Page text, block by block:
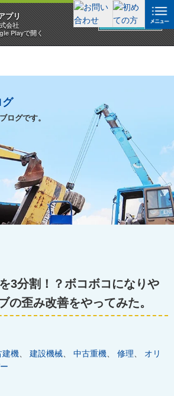
プリ
会社
Playで開く
アプリを見る
グ
ログです。
3分割！？ボコボコになりや
の歪み改善をやってみた。
建機 建設機械 中古重機 修理
オリ